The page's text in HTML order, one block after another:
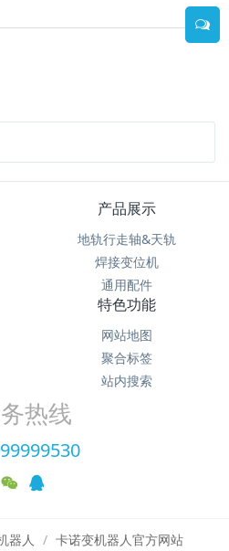
产品展示
地轨行走轴&天轨
焊接变位机
通用配件
特色功能
网站地图
聚合标签
站内搜索
热线
器人 卡诺变机器人官方网站